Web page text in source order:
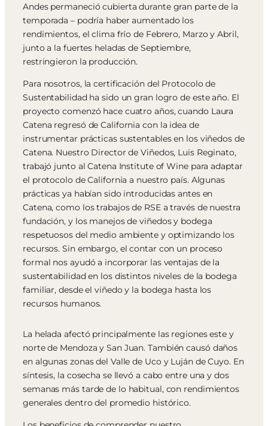
Andes permaneció cubierta durante gran parte de la
temporada – podría haber aumentado los
rendimientos, el clima frío de Febrero, Marzo y Abril,
junto a la fuertes heladas de Septiembre,
restringieron la producción.
Para nosotros, la certificación del Protocolo de
Sustentabilidad ha sido un gran logro de este año. El
proyecto comenzó hace cuatro años, cuando Laura
Catena regresó de California con la idea de
instrumentar prácticas sustentables en los viñedos de
Catena. Nuestro Director de Viñedos, Luis Reginato,
trabajó junto al Catena Institute of Wine para adaptar
el protocolo de California a nuestro país. Algunas
prácticas ya habían sido introducidas antes en
Catena, como los trabajos de RSE a través de nuestra
fundación, y los manejos de viñedos y bodega
respetuosos del medio ambiente y optimizando los
recursos. Sin embargo, el contar con un proceso
formal nos ayudó a incorporar las ventajas de la
sustentabilidad en los distintos niveles de la bodega
familiar, desde el viñedo y la bodega hasta los
recursos humanos.
La helada afectó principalmente las regiones este y
norte de Mendoza y San Juan. También causó daños
en algunas zonas del Valle de Uco y Luján de Cuyo. En
síntesis, la cosecha se llevó a cabo entre una y dos
semanas más tarde de lo habitual, con rendimientos
generales dentro del promedio histórico.